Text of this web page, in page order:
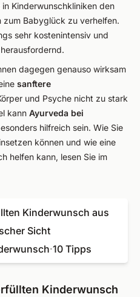
Kinderwunschkliniken den
Babyglück zu verhelfen.
sehr kostenintensiv und
dagegen genauso wirksam
sanftere
und Psyche nicht zu stark
kann Ayurveda bei
hilfreich sein. Wie Sie
können und wie eine
helfen kann, lesen Sie im
Kinderwunsch aus
Sicht
·10 Tipps
Kinderwunsch